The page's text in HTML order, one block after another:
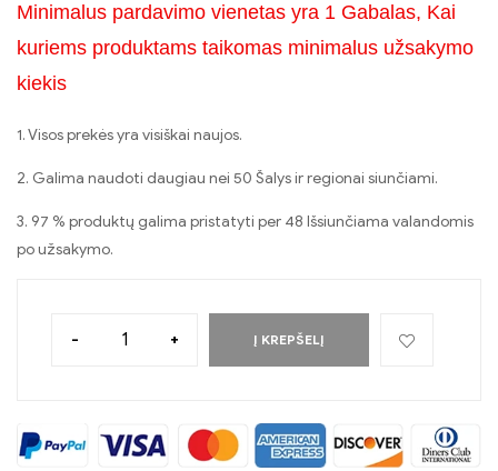
Minimalus pardavimo vienetas yra 1 Gabalas, Kai
kuriems produktams taikomas minimalus užsakymo
kiekis
1. Visos prekės yra visiškai naujos.
2. Galima naudoti daugiau nei 50 Šalys ir regionai siunčiami.
3. 97 % produktų galima pristatyti per 48 Išsiunčiama valandomis
po užsakymo.
- + Į KREPŠELĮ